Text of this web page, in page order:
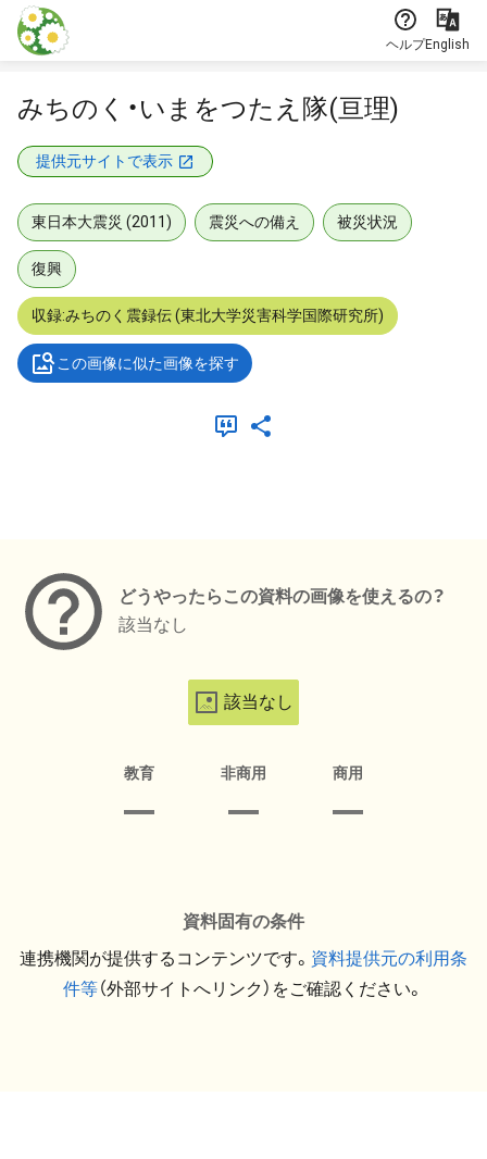
本文に飛ぶ
ヘルプEnglish
みちのく・いまをつたえ隊(亘理)
提供元サイトで表示
東日本大震災 (2011) 震災への備え 被災状況
復興
収録:みちのく震録伝 (東北大学災害科学国際研究所)
この画像に似た画像を探す
どうやったらこの資料の画像を使えるの？
該当なし
該当なし
教育 非商用 商用
資料固有の条件
連携機関が提供するコンテンツです。 資料提供元の利用条
件等（外部サイトへリンク）をご確認ください。